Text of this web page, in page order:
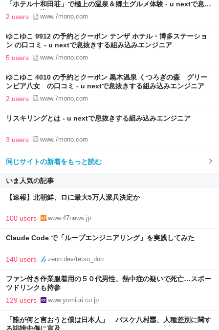
「ホテル十和田荘」で極上の温泉＆郷土グルメ体験 - u nextで息抜
きする組み込みエンジニア
2 users www.7mono.com
ゆこゆこ 9912 の予約とクーポン テンザ ホテル・博多ステーショ
ン の口コミ - u nextで息抜きする組み込みエンジニア
5 users www.7mono.com
ゆこゆこ 4010 の予約とクーポン 黒木温泉 くつろぎの森 グリー
ンピア八女 の口コミ - u nextで息抜きする組み込みエンジニア
2 users www.7mono.com
リスキリングとは - u nextで息抜きする組み込みエンジニア
3 users www.7mono.com
同じサイトの新着をもっと読む
いま人気の記事
【速報】北朝鮮、ロに最大5万人派兵決定か
100 users www.47news.jp
Claude Code で「ループエンジニアリング」を実践してみた
140 users zenn.dev/tetsu_don
ファン付き作業服着用の５０代男性、熱中症の疑いで死亡…スポー
ツドリンクも持参
129 users www.yomiuri.co.jp
「誰が何と言おうと僕は日本人」 バスケ八村塁、人種差別に関す